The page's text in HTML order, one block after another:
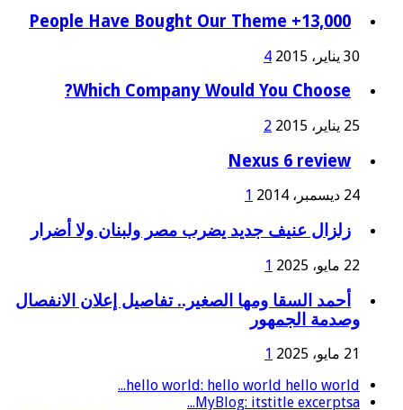
13,000+ People Have Bought Our Theme
30 يناير، 2015 4
Which Company Would You Choose?
25 يناير، 2015 2
Nexus 6 review
24 ديسمبر، 2014 1
زلزال عنيف جديد يضرب مصر ولبنان ولا أضرار
22 مايو، 2025 1
أحمد السقا ومها الصغير.. تفاصيل إعلان الانفصال
وصدمة الجمهور
21 مايو، 2025
1
hello world: hello world hello world...
MyBlog: itstitle excerptsa...